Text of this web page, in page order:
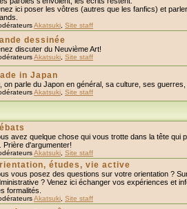
ici poser les vôtres (autres que les fanfics) et
Akatsuki Site staff
dessinée
discuter du Neuvième Art!
Akatsuki Site staff
in Japan
on parle du Japon en général, sa culture, ses
Akatsuki Site staff
avez quelque chose qui vous trotte dans la tête qui
Prière d'argumenter!
Akatsuki Site staff
études, vie active
vous posez des questions sur votre orientation ?
? Venez ici échanger vos expériences et
formalités.
Akatsuki Site staff